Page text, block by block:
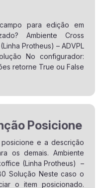
para edição em
Ambiente Cross
Protheus) – ADVPL
No configurador:
retorne True ou False
Posicione
e a descrição
os demais. Ambiente
(Linha Protheus) –
Solução Neste caso o
o item posicionado.